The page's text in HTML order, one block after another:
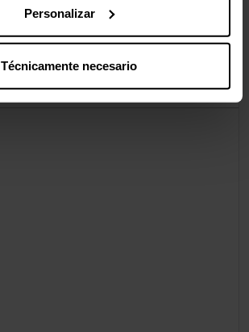
Personalizar
Técnicamente necesario